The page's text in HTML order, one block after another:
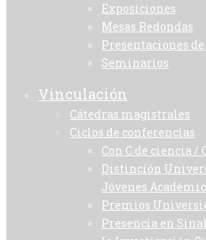
Exposiciones
Mesas Redondas
Presentaciones
Seminarios
Vinculación
Cátedras magistrales
Ciclos de conferencias
Con C de ciencia /
Distinción
Jóvenes
Premios
Presencia en